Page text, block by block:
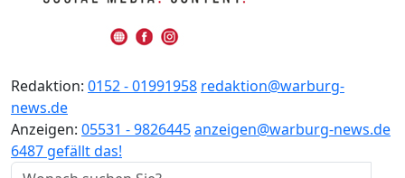
Redaktion: 0152 - 01991958 redaktion@warburg-
news.de
Anzeigen: 05531 - 9826445anzeigen@warburg-news.de
6487 gefällt das!